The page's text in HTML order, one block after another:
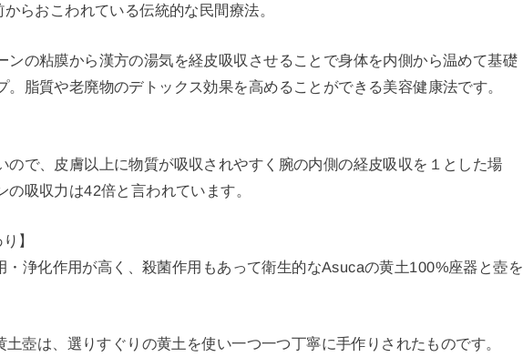
らおこわれている伝統的な民間療法。
ンの粘膜から漢方の湯気を経皮吸収させることで身体を内側から温めて基礎
。脂質や老廃物のデトックス効果を高めることができる美容健康法です。
ので、皮膚以上に物質が吸収されやすく腕の内側の経皮吸収を１とした場
の吸収力は42倍と言われています。
】
・浄化作用が高く、殺菌作用もあって衛生的なAsucaの黄土100%座器と壺を
壺は、選りすぐりの黄土を使い一つ一つ丁寧に手作りされたものです。